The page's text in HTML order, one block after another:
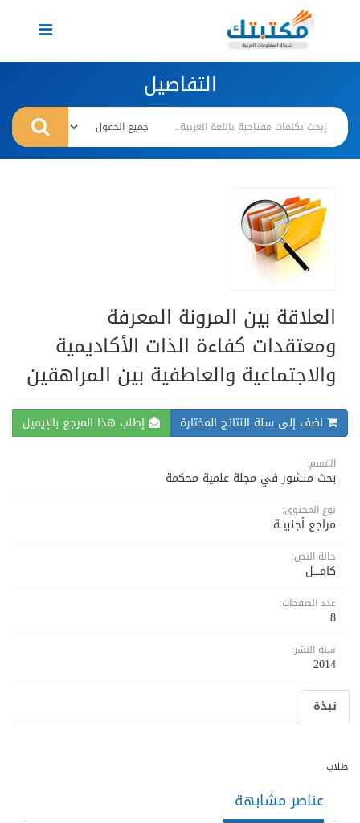
Toggle
navigation
التفاصيل
العلاقة بين المرونة المعرفة
ومعتقدات كفاءة الذات الأكاديمية
والاجتماعية والعاطفية بين المراهقين
اضف إلى سلة النتائج المختارة إطلب هذا المرجع بالإيميل
القسم:
بحث منشور في مجلة علمية محكمة
نوع المحتوى:
مراجع أجنبيــة
حالة النص:
كامــــل
عدد الصفحات:
8
سنة النشر:
2014
نبذة
طلاب
عناصر مشابهة